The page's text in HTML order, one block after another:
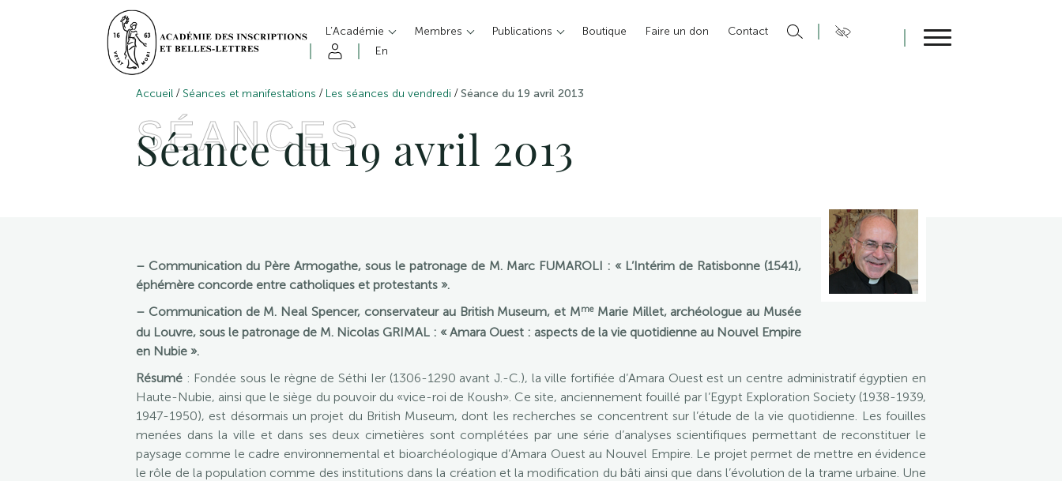
L’Académie Membres Publications Boutique Faire un don
Contact
En
Accueil / Séances et manifestations / Les séances du vendredi /Séance du 19 avril 2013
SÉANCES
Séance du 19 avril 2013
– Communication du Père Armogathe, sous le patronage de M. Marc FUMAROLI : « L’Intérim de Ratisbonne (1541),
éphémère concorde entre catholiques et protestants ».
– Communication de M. Neal Spencer, conservateur au British Museum, et MmeMarie Millet, archéologue au Musée
du Louvre, sous le patronage de M. Nicolas GRIMAL : « Amara Ouest : aspects de la vie quotidienne au Nouvel Empire
en Nubie ».
Résumé : Fondée sous le règne de Séthi Ier (1306-1290 avant J.-C.), la ville fortifiée d’Amara Ouest est un centre administratif égyptien en
Haute-Nubie, ainsi que le siège du pouvoir du «vice-roi de Koush». Ce site, anciennement fouillé par l’Egypt Exploration Society (1938-1939,
1947-1950), est désormais un projet du British Museum, dont les recherches se concentrent sur l’étude de la vie quotidienne. Les fouilles
menées dans la ville et dans ses deux cimetières sont complétées par une série d’analyses scientifiques permettant de reconstituer le
paysage comme le cadre environnemental et bioarchéologique d’Amara Ouest au Nouvel Empire. Le projet permet de mettre en évidence
le rôle de la population comme des institutions dans la création et la modification du bâti ainsi que dans l’évolution de la trame urbaine. Une